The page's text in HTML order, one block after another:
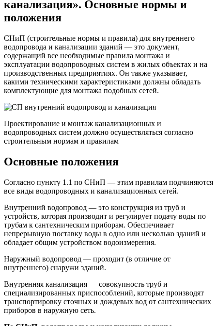
канализация». Основные нормы и
положения
СНиП (строительные нормы и правила) для внутреннего
водопровода и канализации зданий — это документ,
содержащий все необходимые правила монтажа и
эксплуатации водопроводных систем в жилых объектах и на
производственных предприятиях. Он также указывает,
какими техническими характеристиками должны обладать
комплектующие для монтажа подобных сетей.
Проектирование и монтаж канализационных и
водопроводных систем должно осуществляться согласно
строительным нормам и правилам
Основные положения
Согласно пункту 1.1 по СНиП — этим правилам подчиняются
все виды водопроводных и канализационных сетей.
Внутренний водопровод — это конструкция из труб и
устройств, которая производит и регулирует подачу воды по
трубам к сантехническим приборам. Обеспечивает
непрерывную поставку воды в одно или несколько зданий и
обладает общим устройством водоизмерения.
Наружный водопровод — проходит (в отличие от
внутреннего) снаружи зданий.
Внутренняя канализация — совокупность труб и
специализированных приспособлений, которые производят
транспортировку сточных и дождевых вод от сантехнических
приборов в наружную сеть.